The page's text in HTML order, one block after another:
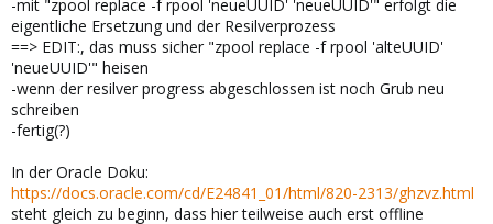
-mit "zpool replace -f rpool 'neueUUID' 'neueUUID'" erfolgt die
eigentliche Ersetzung und der Resilverprozess
==> EDIT:, das muss sicher "zpool replace -f rpool 'alteUUID'
'neueUUID'" heisen
-wenn der resilver progress abgeschlossen ist noch Grub neu
schreiben
-fertig(?)
In der Oracle Doku:
https://docs.oracle.com/cd/E24841_01/html/820-2313/ghzvz.html
steht gleich zu beginn, dass hier teilweise auch erst offline